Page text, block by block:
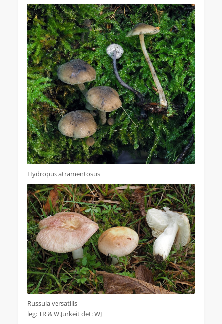
Hydropus atramentosus
Russula versatilis
leg: TR & W.Jurkeit det: WJ